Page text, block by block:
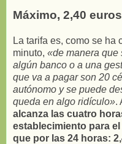
Máximo, 2,40 euros
La tarifa es, como se ha
minuto, «de manera que
algún banco o a una
que va a pagar son 20
autónomo y se puede
queda en algo ridículo».
alcanza las cuatro
establecimiento para
que por las 24 horas: